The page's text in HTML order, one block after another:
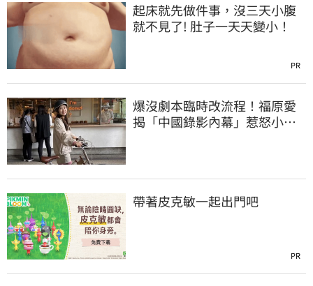
起床就先做件事，沒三天小腹
就不見了! 肚子一天天變小！
PR
爆沒劇本臨時改流程！福原愛
揭「中國錄影內幕」惹怒小粉
帶著皮克敏一起出門吧
PR